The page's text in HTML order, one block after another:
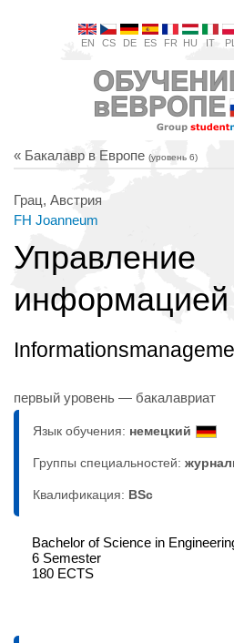
EN CS DE ES FR HU IT PL
« Бакалавр в Европе (уровень 6)
Грац, Австрия
FH Joanneum
Управление
информацией
первый уровень — бакалавриат
Язык обучения: немецкий
Группы специальностей:
Квалификация: BSc
Bachelor of Science in
6 Semester
180 ECTS